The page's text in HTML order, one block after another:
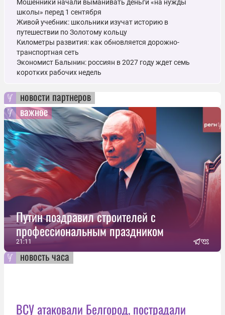
Мошенники начали выманивать деньги «на нужды
школы» перед 1 сентября
Живой учебник: школьники изучат историю в
путешествии по Золотому кольцу
Километры развития: как обновляется дорожно-
транспортная сеть
Экономист Балынин: россиян в 2027 году ждет семь
коротких рабочих недель
новости партнеров
важное
Путин поздравил строителей с
профессиональным праздником
21:11
новость часа
ВСУ атаковали Белгород, пострадали